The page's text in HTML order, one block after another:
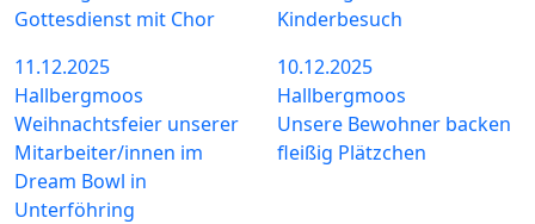
Gottesdienst mit Chor
Kinderbesuch
11.12.2025
Hallbergmoos
Weihnachtsfeier unserer
Mitarbeiter/innen im
Dream Bowl in
Unterföhring
10.12.2025
Hallbergmoos
Unsere Bewohner backen
fleißig Plätzchen